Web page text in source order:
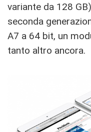
variante da 128
seconda
A7 a 64 bit, un
tanto altro ancora.